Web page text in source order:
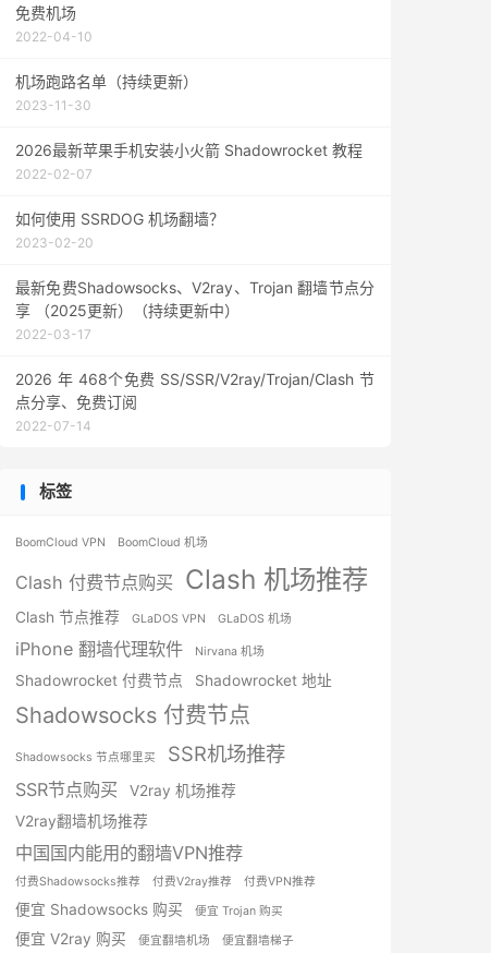
免费机场
2022-04-10
机场跑路名单（持续更新）
2023-11-30
2026最新苹果手机安装小火箭 Shadowrocket 教程
2022-02-07
如何使用 SSRDOG 机场翻墙？
2023-02-20
最新免费Shadowsocks、V2ray、Trojan 翻墙节点分
享 （2025更新）（持续更新中）
2022-03-17
2026 年 468个免费 SS/SSR/V2ray/Trojan/Clash 节
点分享、免费订阅
2022-07-14
标签
BoomCloud VPN BoomCloud 机场
Clash 付费节点购买 Clash 机场推荐
Clash 节点推荐 GLaDOS VPN GLaDOS 机场
iPhone 翻墙代理软件 Nirvana 机场
Shadowrocket 付费节点 Shadowrocket 地址
Shadowsocks 付费节点
Shadowsocks 节点哪里买 SSR机场推荐
SSR节点购买
V2ray 机场推荐
V2ray翻墙机场推荐
中国国内能用的翻墙VPN推荐
付费Shadowsocks推荐 付费V2ray推荐 付费VPN推荐
便宜 Shadowsocks 购买 便宜 Trojan 购买
便宜 V2ray 购买 便宜翻墙机场 便宜翻墙梯子